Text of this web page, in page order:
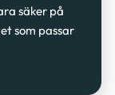
säker på
som passar